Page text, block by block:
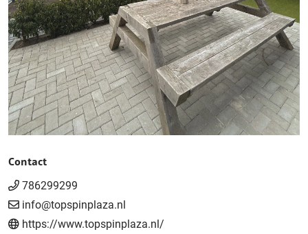
Contact
786299299
info@topspinplaza.nl
https://www.topspinplaza.nl/